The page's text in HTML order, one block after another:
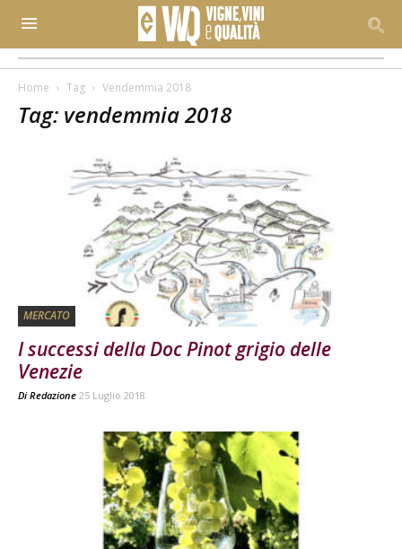
Home Tag Vendemmia 2018
Tag: vendemmia 2018
MERCATO
I successi della Doc Pinot grigio delle
Venezie
Di Redazione 25 Luglio 2018